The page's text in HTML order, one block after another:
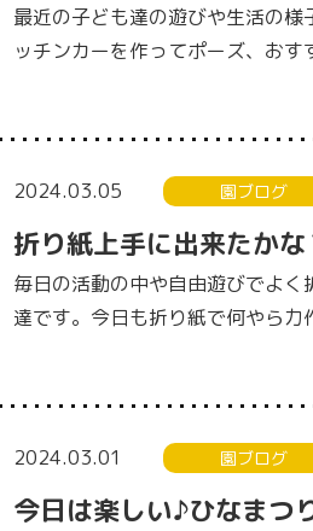
最近の子ども達の遊びや生活の様
ッチンカーを作ってポーズ、お
2024.03.05 園ブログ
折り紙上手に出来たかな
毎日の活動の中や自由遊びでよく
達です。今日も折り紙で何やら
2024.03.01 園ブログ
今日は楽しい♪ひなまつ